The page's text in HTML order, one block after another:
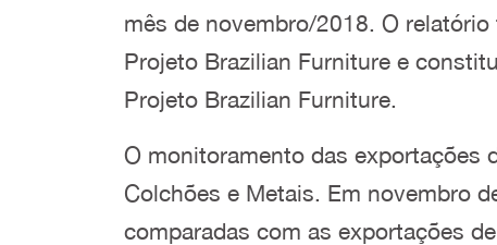
mês de novembro/2018. O
Projeto Brazilian Furniture e
Projeto Brazilian Furniture.
O monitoramento das exportações
Colchões e Metais. Em novembro
comparadas com as exportações